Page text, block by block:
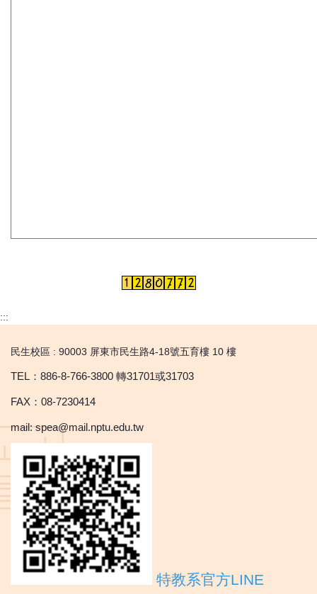
:::
民生校區 : 90003 屏東市民生路4-18號五育樓 10 樓
TEL：886-8-766-3800 轉31701或31703
FAX：08-7230414
mail: spea@mail.nptu.edu.tw
特教系官方LINE